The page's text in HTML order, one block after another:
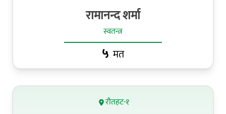
रामानन्द शर्मा
स्वतन्त्र
५ मत
रौतहट-१